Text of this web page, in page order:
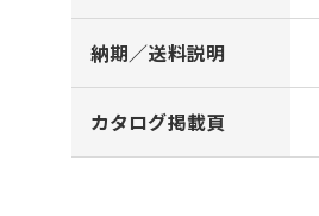
納期／送料説明
カタログ掲載頁